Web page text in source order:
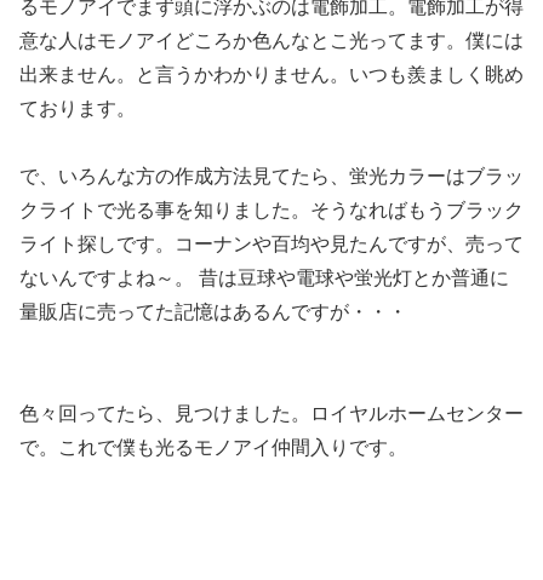
るモノアイでまず頭に浮かぶのは電飾加工。電飾加工が得
意な人はモノアイどころか色んなとこ光ってます。僕には
出来ません。と言うかわかりません。いつも羨ましく眺め
ております。
で、いろんな方の作成方法見てたら、蛍光カラーはブラッ
クライトで光る事を知りました。そうなればもうブラック
ライト探しです。コーナンや百均や見たんですが、売って
ないんですよね～。 昔は豆球や電球や蛍光灯とか普通に
量販店に売ってた記憶はあるんですが・・・
色々回ってたら、見つけました。ロイヤルホームセンター
で。これで僕も光るモノアイ仲間入りです。